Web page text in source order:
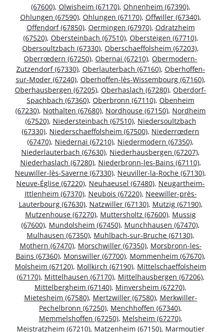
(67600), Olwisheim (67170), Ohnenheim (67390),
Ohlungen (67590), Ohlungen (67170), Offwiller (67340),
Offendorf (67850), Oermingen (67970), Odratzheim
(67520), Obersteinbach (67510), Obersteigen (67710),
Obersoultzbach (67330), Oberschaeffolsheim (67203),
Oberrœdern (67250), Obernai (67210), Obermodern-
Zutzendorf (67330), Oberlauterbach (67160), Oberhoffen-
sur-Moder (67240), Oberhoffen-lès-Wissembourg (67160),
Oberhausbergen (67205), Oberhaslach (67280), Oberdorf-
Spachbach (67360), Oberbronn (67110), Obenheim
(67230), Nothalten (67680), Nordhouse (67150), Nordheim
(67520), Niedersteinbach (67510), Niedersoultzbach
(67330), Niederschaeffolsheim (67500), Niederrœdern
(67470), Niedernai (67210), Niedermodern (67350),
Niederlauterbach (67630), Niederhausbergen (67207),
Niederhaslach (67280), Niederbronn-les-Bains (67110),
Neuwiller-lès-Saverne (67330), Neuviller-la-Roche (67130),
Neuve-Église (67220), Neuhaeusel (67480), Neugartheim-
Ittlenheim (67370), Neubois (67220), Neewiller-près-
Lauterbourg (67630), Natzwiller (67130), Mutzig (67190),
Mutzenhouse (67270), Muttersholtz (67600), Mussig
(67600), Mundolsheim (67450), Munchhausen (67470),
Mulhausen (67350), Muhlbach-sur-Bruche (67130),
Mothern (67470), Morschwiller (67350), Morsbronn-les-
Bains (67360), Monswiller (67700), Mommenheim (67670),
Molsheim (67120), Mollkirch (67190), Mittelschaeffolsheim
(67170), Mittelhausen (67170), Mittelhausbergen (67206),
Mittelbergheim (67140), Minversheim (67270),
Mietesheim (67580), Mertzwiller (67580), Merkwiller-
Pechelbronn (67250), Menchhoffen (67340),
Memmelshoffen (67250), Melsheim (67270),
Meistratzheim (67210), Matzenheim (67150), Marmoutier